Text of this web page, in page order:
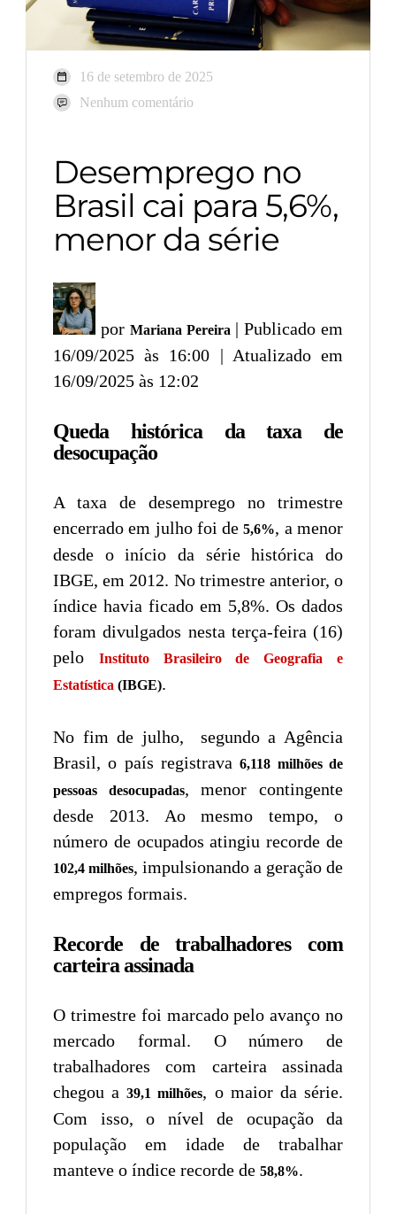
16 de setembro de 2025
Nenhum comentário
Desemprego no
Brasil cai para 5,6%,
menor da série
por Mariana Pereira | Publicado em
16/09/2025 às 16:00 | Atualizado em
16/09/2025 às 12:02
Queda histórica da taxa de
desocupação
A taxa de desemprego no trimestre
encerrado em julho foi de5,6%, a menor
desde o início da série histórica do
IBGE, em 2012. No trimestre anterior, o
índice havia ficado em 5,8%. Os dados
foram divulgados nesta terça-feira (16)
pelo
Instituto Brasileiro de Geografia e
Estatística (IBGE).
No fim de julho, segundo a Agência
Brasil, o país registrava6,118 milhões de
pessoas desocupadas, menor contingente
desde 2013. Ao mesmo tempo, o
número de ocupados atingiu recorde de
102,4 milhões, impulsionando a geração de
empregos formais.
Recorde de trabalhadores com
carteira assinada
O trimestre foi marcado pelo avanço no
mercado formal. O número de
trabalhadores com carteira assinada
chegou a39,1 milhões, o maior da série.
Com isso, o nível de ocupação da
população em idade de trabalhar
manteve o índice recorde de 58,8%.